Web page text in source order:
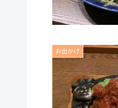
お出かけ